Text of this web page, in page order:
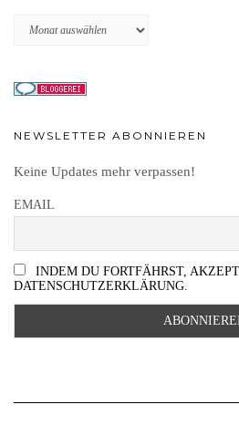
Archiv
NEWSLETTER ABONNIEREN
Keine Updates mehr verpassen!
EMAIL
INDEM DU FORTFÄHRST,
DATENSCHUTZERKLÄRUNG.